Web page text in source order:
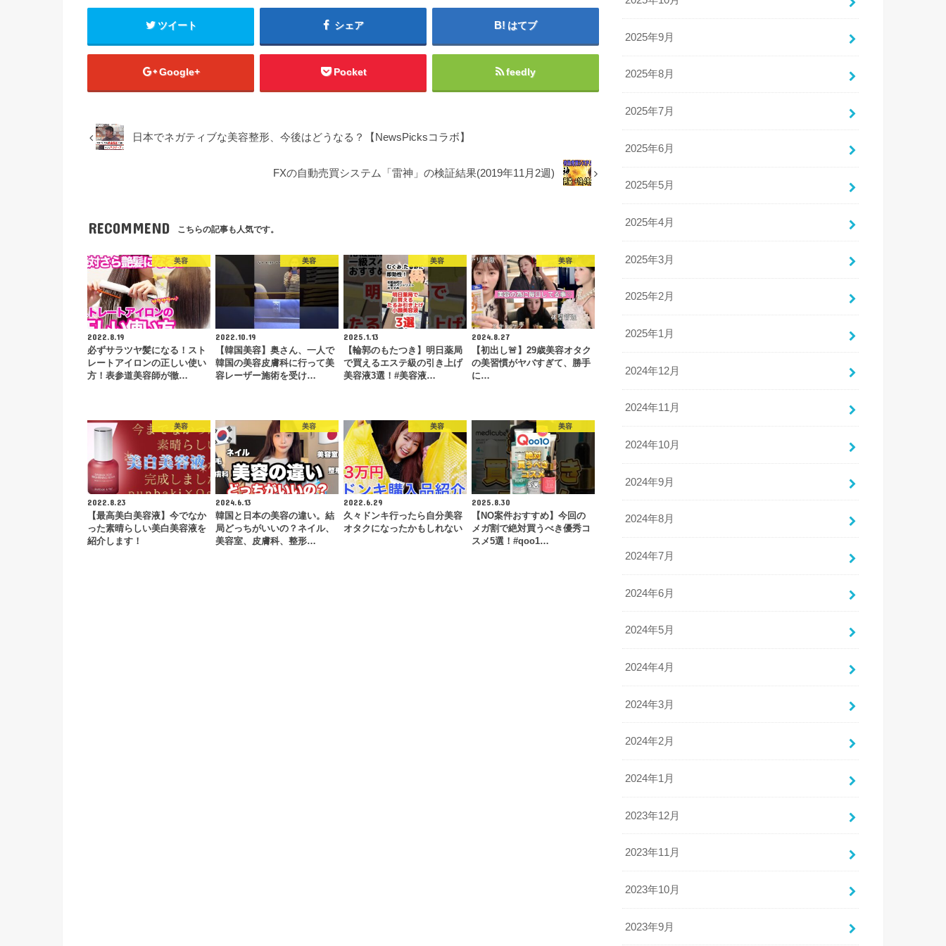
ツイート シェア はてブ
Google+ Pocket feedly
日本でネガティブな美容整形、今後はどうなる？【NewsPicksコラボ】
FXの自動売買システム「雷神」の検証結果(2019年11月2週)
RECOMMEND こちらの記事も人気です。
美容
2022.8.19
必ずサラツヤ髪になる！スト
レートアイロンの正しい使い
方！表参道美容師が徹…
美容
2022.10.19
【韓国美容】奥さん、一人で
韓国の美容皮膚科に行って美
容レーザー施術を受け…
美容
2025.1.13
【輪郭のもたつき】明日薬局
で買えるエステ級の引き上げ
美容液3選！#美容液…
美容
2024.8.27
【初出し🚨】29歳美容オタク
の美習慣がヤバすぎて、勝手
に…
美容
2022.8.23
【最高美白美容液】今でなか
った素晴らしい美白美容液を
紹介します！
美容
2024.6.13
韓国と日本の美容の違い。結
局どっちがいいの？ネイル、
美容室、皮膚科、整形…
美容
2022.6.29
久々ドンキ行ったら自分美容
オタクになったかもしれない
美容
2025.8.30
【NO案件おすすめ】今回の
メガ割で絶対買うべき優秀コ
スメ5選！#qoo1…
2025年9月
2025年8月
2025年7月
2025年6月
2025年5月
2025年4月
2025年3月
2025年2月
2025年1月
2024年12月
2024年11月
2024年10月
2024年9月
2024年8月
2024年7月
2024年6月
2024年5月
2024年4月
2024年3月
2024年2月
2024年1月
2023年12月
2023年11月
2023年10月
2023年9月